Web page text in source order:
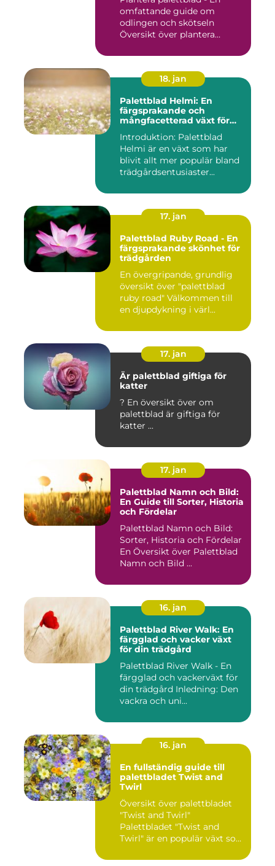
omfattande guide om
odlingen och skötseln
Översikt över plantera
18. jan
Palettblad Helmi: En
färgsprakande och
mångfacetterad växt för
Introduktion: Palettblad
Helmi är en växt som har
blivit allt mer populär bland
trädgårdsentusiaster...
17. jan
Palettblad Ruby Road - En
färgsprakande skönhet för
trädgården
En övergripande, grundlig
översikt över "palettblad
ruby road" Välkommen till
en djupdykning i värl...
17. jan
Är palettblad giftiga för
katter
? En översikt över om
palettblad är giftiga för
katter ...
17. jan
Palettblad Namn och Bild:
En Guide till Sorter, Historia
och Fördelar
Palettblad Namn och Bild:
Sorter, Historia och Fördelar
En Översikt över Palettblad
Namn och Bild ...
16. jan
Palettblad River Walk: En
färgglad och vacker växt
för din trädgård
Palettblad River Walk - En
färgglad och vackerväxt för
din trädgård Inledning: Den
vackra och uni...
16. jan
En fullständig guide till
palettbladet Twist and
Twirl
Översikt över palettbladet
"Twist and Twirl"
Palettbladet "Twist and
Twirl" är en populär växt som